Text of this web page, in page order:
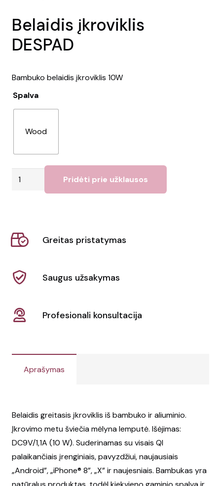
Belaidis įkroviklis
DESPAD
Bambuko belaidis įkroviklis 10W
Spalva
Wood
produkto
DESPAD
Pridėti prie užklausos
Greitas pristatymas
Saugus užsakymas
Profesionali konsultacija
Aprašymas
Belaidis greitasis įkroviklis iš bambuko ir aliuminio.
Įkrovimo metu šviečia mėlyna lemputė. Išėjimas:
DC9V/1,1A (10 W). Suderinamas su visais QI
palaikančiais įrenginiais, pavyzdžiui, naujausiais
„Android”, „iPhone® 8”, „X” ir naujesniais. Bambukas yra